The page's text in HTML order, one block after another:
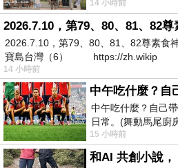
下子 又被赤
14 小時前
2026.7.10，第79、80、81、82尊素食
寶島台灣（6） https://zh.wikip
14 小時前
中午吃什麼？自己
日常。(舞動馬尾廚
當？麵？還是炒飯
15 小時前